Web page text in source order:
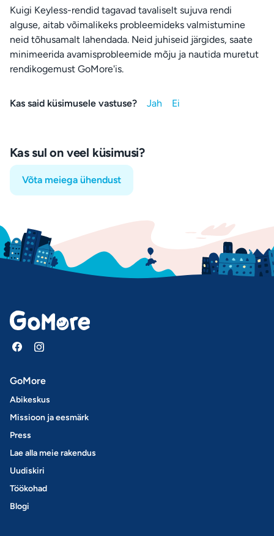
Kuigi Keyless-rendid tagavad tavaliselt sujuva rendi
alguse, aitab võimalikeks probleemideks valmistumine
neid tõhusamalt lahendada. Neid juhiseid järgides, saate
minimeerida avamisprobleemide mõju ja nautida muretut
rendikogemust GoMore'is.
Kas said küsimusele vastuse?
Kas sul on veel küsimusi?
Võta meiega ühendust
GoMore
Abikeskus
Missioon ja eesmärk
Press
Lae alla meie rakendus
Uudiskiri
Töökohad
Blogi